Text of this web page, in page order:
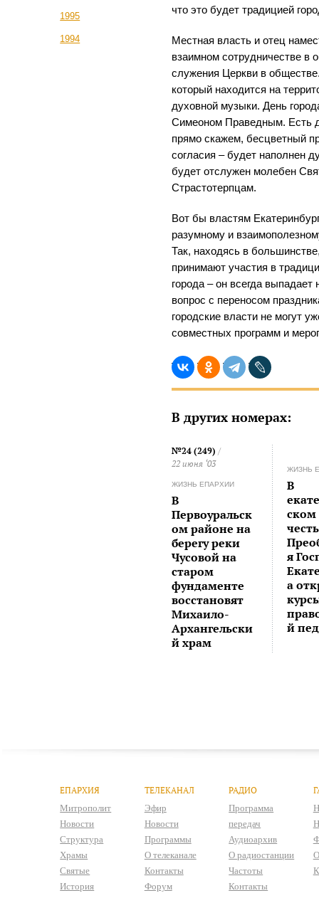
1995
1994
что это будет традицией
Местная власть и отец
взаимном сотрудничестве в
служения Церкви в
который находится на
духовной музыки. День
Симеоном Праведным. Есть
прямо скажем, бесцветный
согласия – будет наполнен
будет отслужен молебен
Страстотерпцам.
Вот бы властям
разумному и
Так, находясь в
принимают участия в
города – он всегда выпадает
вопрос с переносом
городские власти не могут
совместных программ и
В других номерах:
№24 (249) /
22 июня ‘03
ЖИЗНЬ ЕПАРХИИ
В
Первоуральск
ом районе на
берегу реки
Чусовой на
старом
фундаменте
восстановят
Михаило-
Архангельски
й храм
ЖИЗНЬ
В
ском
честь
я
а
й
ЕПАРХИЯ
Митрополит
Новости
Структура
Храмы
Святые
История
ТЕЛЕКАНАЛ
Эфир
Новости
Программы
О телеканале
Контакты
Форум
РАДИО
Программа
передач
Аудиоархив
О радиостанции
Частоты
Контакты